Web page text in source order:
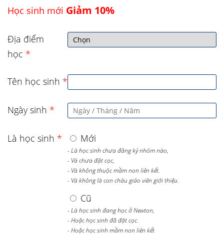
Học sinh mới Giảm 10%
Địa điểm
học *
Tên học sinh *
Ngày sinh *
Là học sinh * Mới
- Là học sinh chưa đăng ký nhóm nào,
- Và chưa đặt cọc,
- Và không thuộc mầm non liên kết.
- Và không là con cháu giáo viên giới thiệu.
Cũ
- Là học sinh đang học ở Newton,
- Hoặc học sinh đã đặt cọc.
- Hoặc học sinh mầm non liên kết